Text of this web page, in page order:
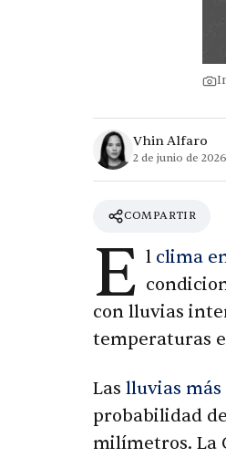
Vhin Alfaro
2 de junio de 2026
COMPARTIR
E l clima
con lluvias
temperaturas
Las lluvias
probabilidad
milímetros. La